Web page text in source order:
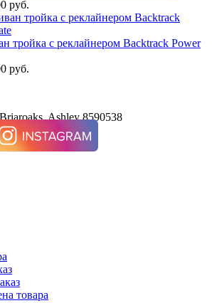
руб.
тройка с реклайнером Backtrack Power
руб.
Ashley 8590538
товара